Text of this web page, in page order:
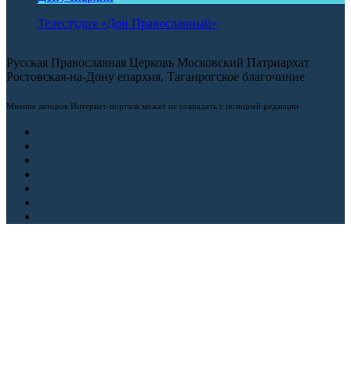
Телестудия «Дон Православный»
Русская Православная Церковь Московский Патриархат
Ростовская-на-Дону епархия, Таганрогское благочиние
Мнение авторов Интернет-портала может не совпадать с позицией редакции